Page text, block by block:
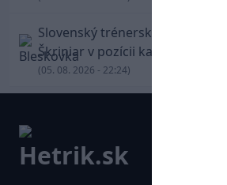
Slovenský trénerský súboj pre
Škriniar v pozícii kapitána
(05. 08. 2026 - 22:24)